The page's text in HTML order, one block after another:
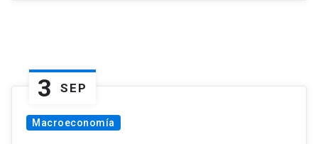
3 SEP
Macroeconomía